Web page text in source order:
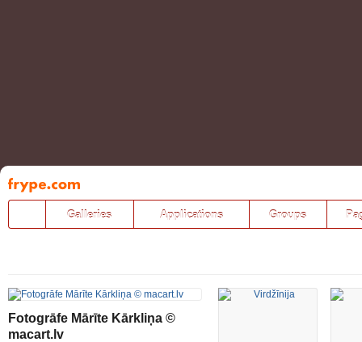
Pāriet
uz
saturu
Galleries Applications Groups
Fotogrāfe Mārīte Kārkliņa ©
macart.lv